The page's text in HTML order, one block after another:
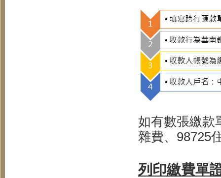
如有數張繳款
雜費、98725
列印繳費單